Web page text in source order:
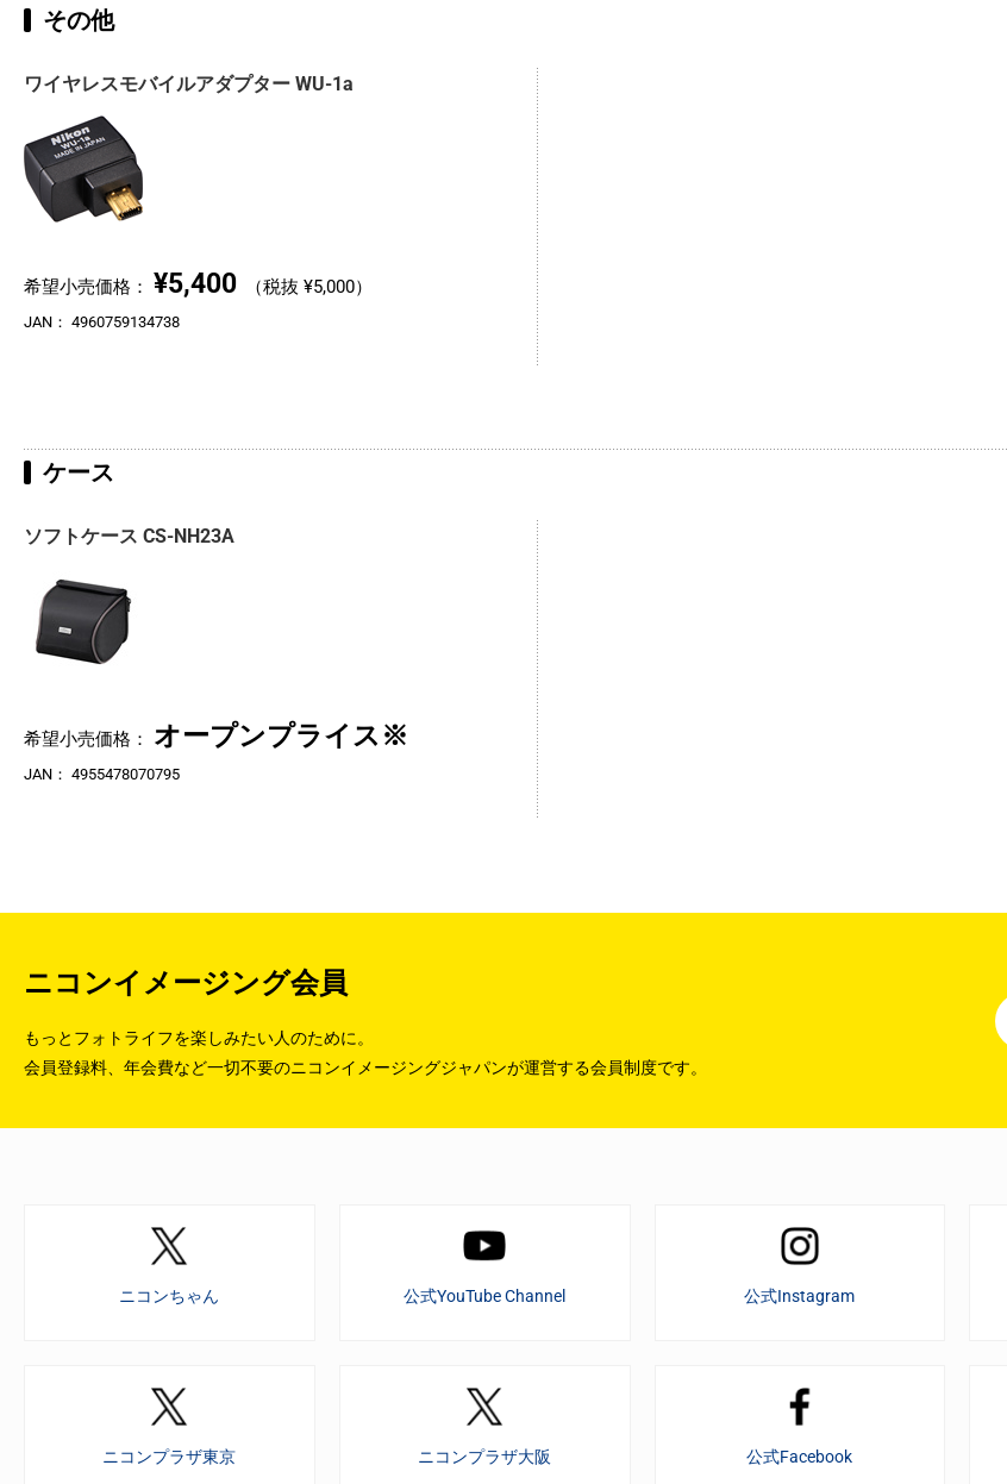
その他
ワイヤレスモバイルアダプター WU-1a
希望小売価格： ¥5,400 （税抜 ¥5,000）
JAN： 4960759134738
ケース
ソフトケース CS-NH23A
希望小売価格： オープンプライス※
JAN： 4955478070795
ニコンイメージング会員
もっとフォトライフを楽しみたい人のために。
会員登録料、年会費など一切不要のニコンイメージングジャパンが運営する会員制度です。
ニコンちゃん 公式YouTube Channel 公式Instagram
ニコンプラザ東京 ニコンプラザ大阪 公式Facebook